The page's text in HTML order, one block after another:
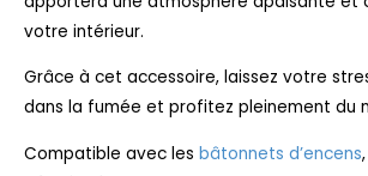
votre intérieur.
Grâce à cet accessoire, laissez votre
dans la fumée et profitez pleinement du
Compatible avec les bâtonnets d’encens